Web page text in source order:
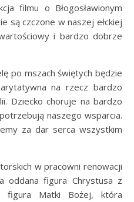
filmu o Błogosławionym
są czczone w naszej ełckiej
i bardzo dobrze
mszach świętych będzie
na rzecz bardzo
Dziecko choruje na bardzo
naszego wsparcia.
za dar serca wszystkim
w pracowni renowacji
oddana figura Chrystusa z
figura Matki Bożej, która